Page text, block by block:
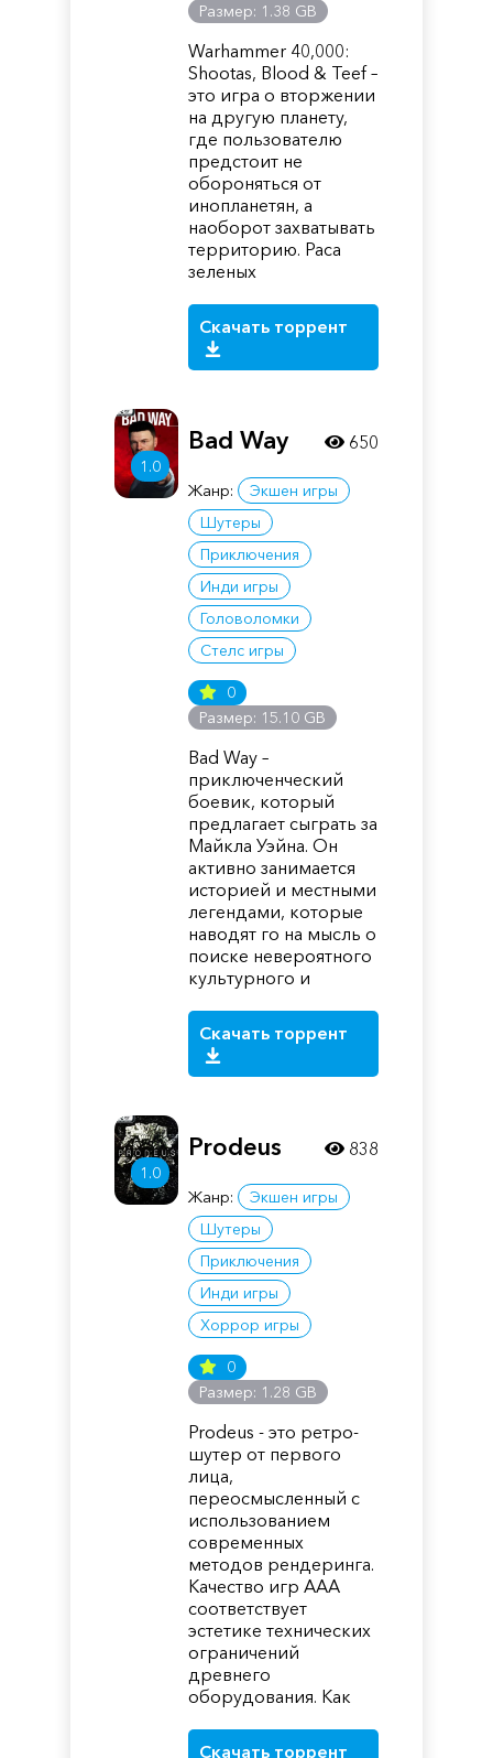
Размер: 1.38 GB
Warhammer 40,000:
Shootas, Blood & Teef –
это игра о вторжении
на другую планету,
где пользователю
предстоит не
обороняться от
инопланетян, а
наоборот захватывать
территорию. Раса
зеленых
Скачать торрент
1.0
Bad Way
Жанр:
Экшен игры
Шутеры
Приключения
Инди игры
Головоломки
Стелс игры
0
Размер: 15.10 GB
Bad Way –
приключенческий
боевик, который
предлагает сыграть за
Майкла Уэйна. Он
активно занимается
историей и местными
легендами, которые
наводят го на мысль о
поиске невероятного
культурного и
Скачать торрент
650
1.0
Prodeus
Жанр:
Экшен игры
Шутеры
Приключения
Инди игры
Хоррор игры
0
Размер: 1.28 GB
Prodeus - это ретро-
шутер от первого
лица,
переосмысленный с
использованием
современных
методов рендеринга.
Качество игр AAA
соответствует
эстетике технических
ограничений
древнего
оборудования. Как
Скачать торрент
838